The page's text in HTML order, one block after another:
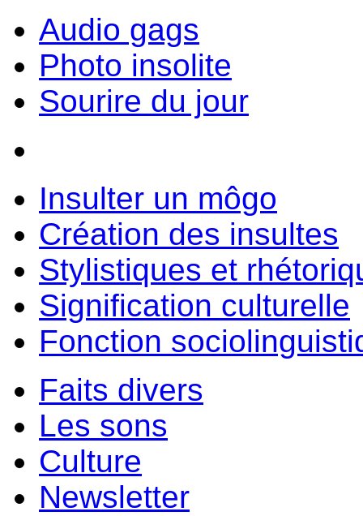
Audio gags
Photo insolite
Sourire du jour
Insulter un môgo
Création des insultes
Stylistiques et
Signification culturelle
Fonction
Faits divers
Les sons
Culture
Newsletter